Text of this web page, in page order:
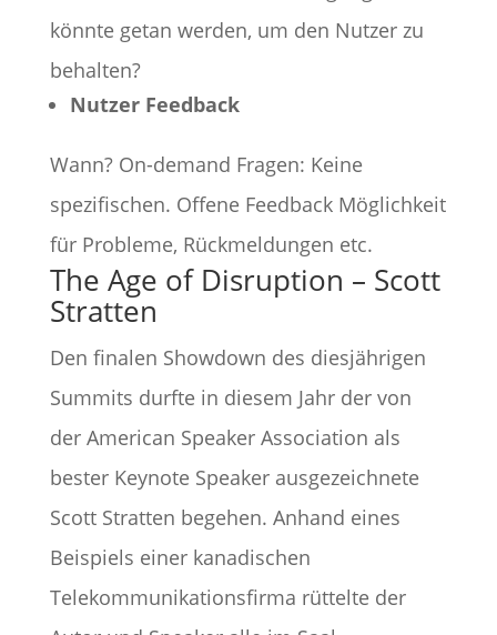
könnte getan werden, um den Nutzer zu
behalten?
Nutzer Feedback
Wann? On-demand Fragen: Keine
spezifischen. Offene Feedback Möglichkeit
für Probleme, Rückmeldungen etc.
The Age of Disruption – Scott
Stratten
Den finalen Showdown des diesjährigen
Summits durfte in diesem Jahr der von
der American Speaker Association als
bester Keynote Speaker ausgezeichnete
Scott Stratten begehen. Anhand eines
Beispiels einer kanadischen
Telekommunikationsfirma rüttelte der